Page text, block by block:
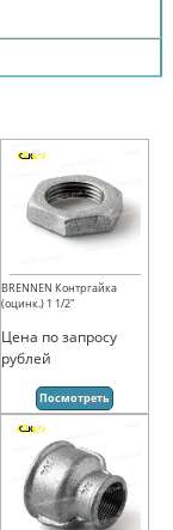
BRENNEN Контргайка
(оцинк.) 1 1/2"
Цена по запросу
рублей
Посмотреть